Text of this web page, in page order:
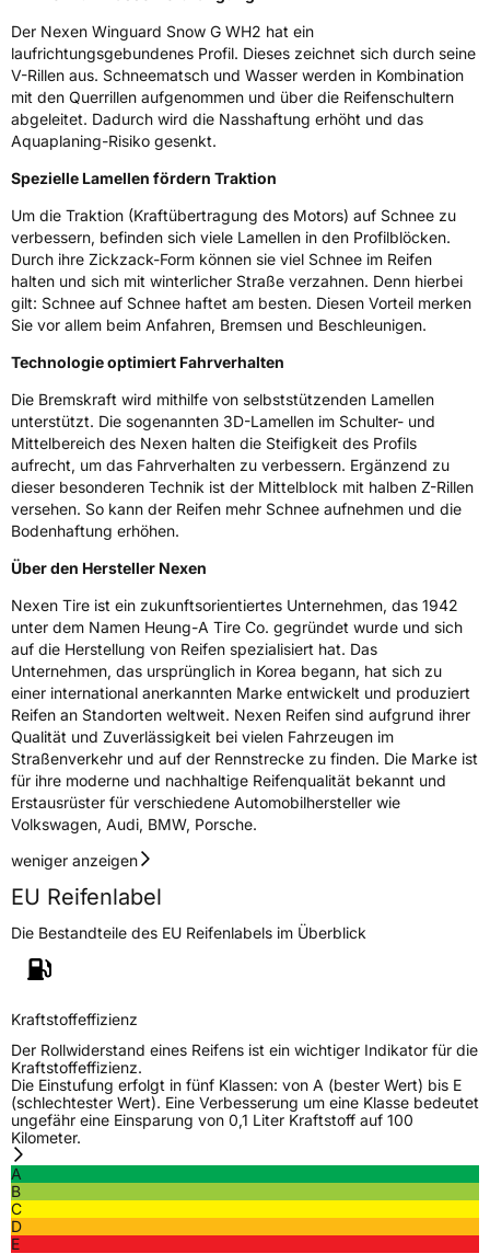
3PMSF / Schneeflockensymbol / Alpine-Symbol
Eisgrip Nein
EPREL ID 430226
Allgemeine Produktsicherheit (GPSR)
HerstellerkontaktNEXEN TIRE EUROPE s.r.o., Lise-Meitner-
Strasse 1 65779 Kelkheim Deutschland,
marketing.nte@nexentire.com
Der Nexen Winguard Snow G WH2 hat ein
laufrichtungsgebundenes Profil. Dieses zeichnet sich durch seine
V-Rillen aus. Schneematsch und Wasser werden in Kombination
mit den Querrillen aufgenommen und über die Reifenschultern
abgeleitet. Dadurch wird die Nasshaftung erhöht und das
Aquaplaning-Risiko gesenkt.
Spezielle Lamellen fördern Traktion
Um die Traktion (Kraftübertragung des Motors) auf Schnee zu
verbessern, befinden sich viele Lamellen in den Profilblöcken.
Durch ihre Zickzack-Form können sie viel Schnee im Reifen
halten und sich mit winterlicher Straße verzahnen. Denn hierbei
gilt: Schnee auf Schnee haftet am besten. Diesen Vorteil merken
Sie vor allem beim Anfahren, Bremsen und Beschleunigen.
Technologie optimiert Fahrverhalten
Die Bremskraft wird mithilfe von selbststützenden Lamellen
unterstützt. Die sogenannten 3D-Lamellen im Schulter- und
Mittelbereich des Nexen halten die Steifigkeit des Profils
aufrecht, um das Fahrverhalten zu verbessern. Ergänzend zu
dieser besonderen Technik ist der Mittelblock mit halben Z-Rillen
versehen. So kann der Reifen mehr Schnee aufnehmen und die
Bodenhaftung erhöhen.
Über den Hersteller Nexen
Nexen Tire ist ein zukunftsorientiertes Unternehmen, das 1942
unter dem Namen Heung-A Tire Co. gegründet wurde und sich
auf die Herstellung von Reifen spezialisiert hat. Das
Unternehmen, das ursprünglich in Korea begann, hat sich zu
einer international anerkannten Marke entwickelt und produziert
Reifen an Standorten weltweit. Nexen Reifen sind aufgrund ihrer
Qualität und Zuverlässigkeit bei vielen Fahrzeugen im
Straßenverkehr und auf der Rennstrecke zu finden. Die Marke ist
für ihre moderne und nachhaltige Reifenqualität bekannt und
Erstausrüster für verschiedene Automobilhersteller wie
Volkswagen, Audi, BMW, Porsche.
weniger anzeigen
EU Reifenlabel
Die Bestandteile des EU Reifenlabels im Überblick
Kraftstoffeffizienz
Der Rollwiderstand eines Reifens ist ein wichtiger Indikator für die
Kraftstoffeffizienz.
Die Einstufung erfolgt in fünf Klassen: von A (bester Wert) bis E
(schlechtester Wert). Eine Verbesserung um eine Klasse bedeutet
ungefähr eine Einsparung von 0,1 Liter Kraftstoff auf 100
Kilometer.
A
B
C
D
E